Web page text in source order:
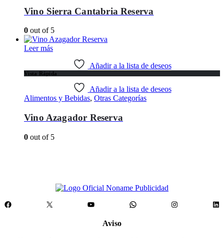
Vino Sierra Cantabria Reserva
0 out of 5
Leer más
Añadir a la lista de deseos
Vista Rápida
Añadir a la lista de deseos
Alimentos y Bebidas, Otras Categorías
Vino Azagador Reserva
0 out of 5
Facebook X YouTube WhatsApp Instagram
Aviso